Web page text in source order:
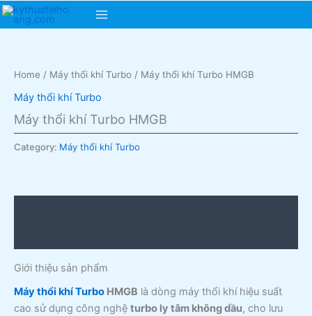
Skip
Main
Home / Máy thổi khí Turbo / Máy thổi khí Turbo HMGB
Máy thổi khí Turbo
Máy thổi khí Turbo HMGB
Category: Máy thổi khí Turbo
Giới thiệu sản phẩm
Máy thổi khí Turbo HMGB là dòng máy thổi khí hiệu suất
cao sử dụng công nghệ turbo ly tâm không dầu, cho lưu